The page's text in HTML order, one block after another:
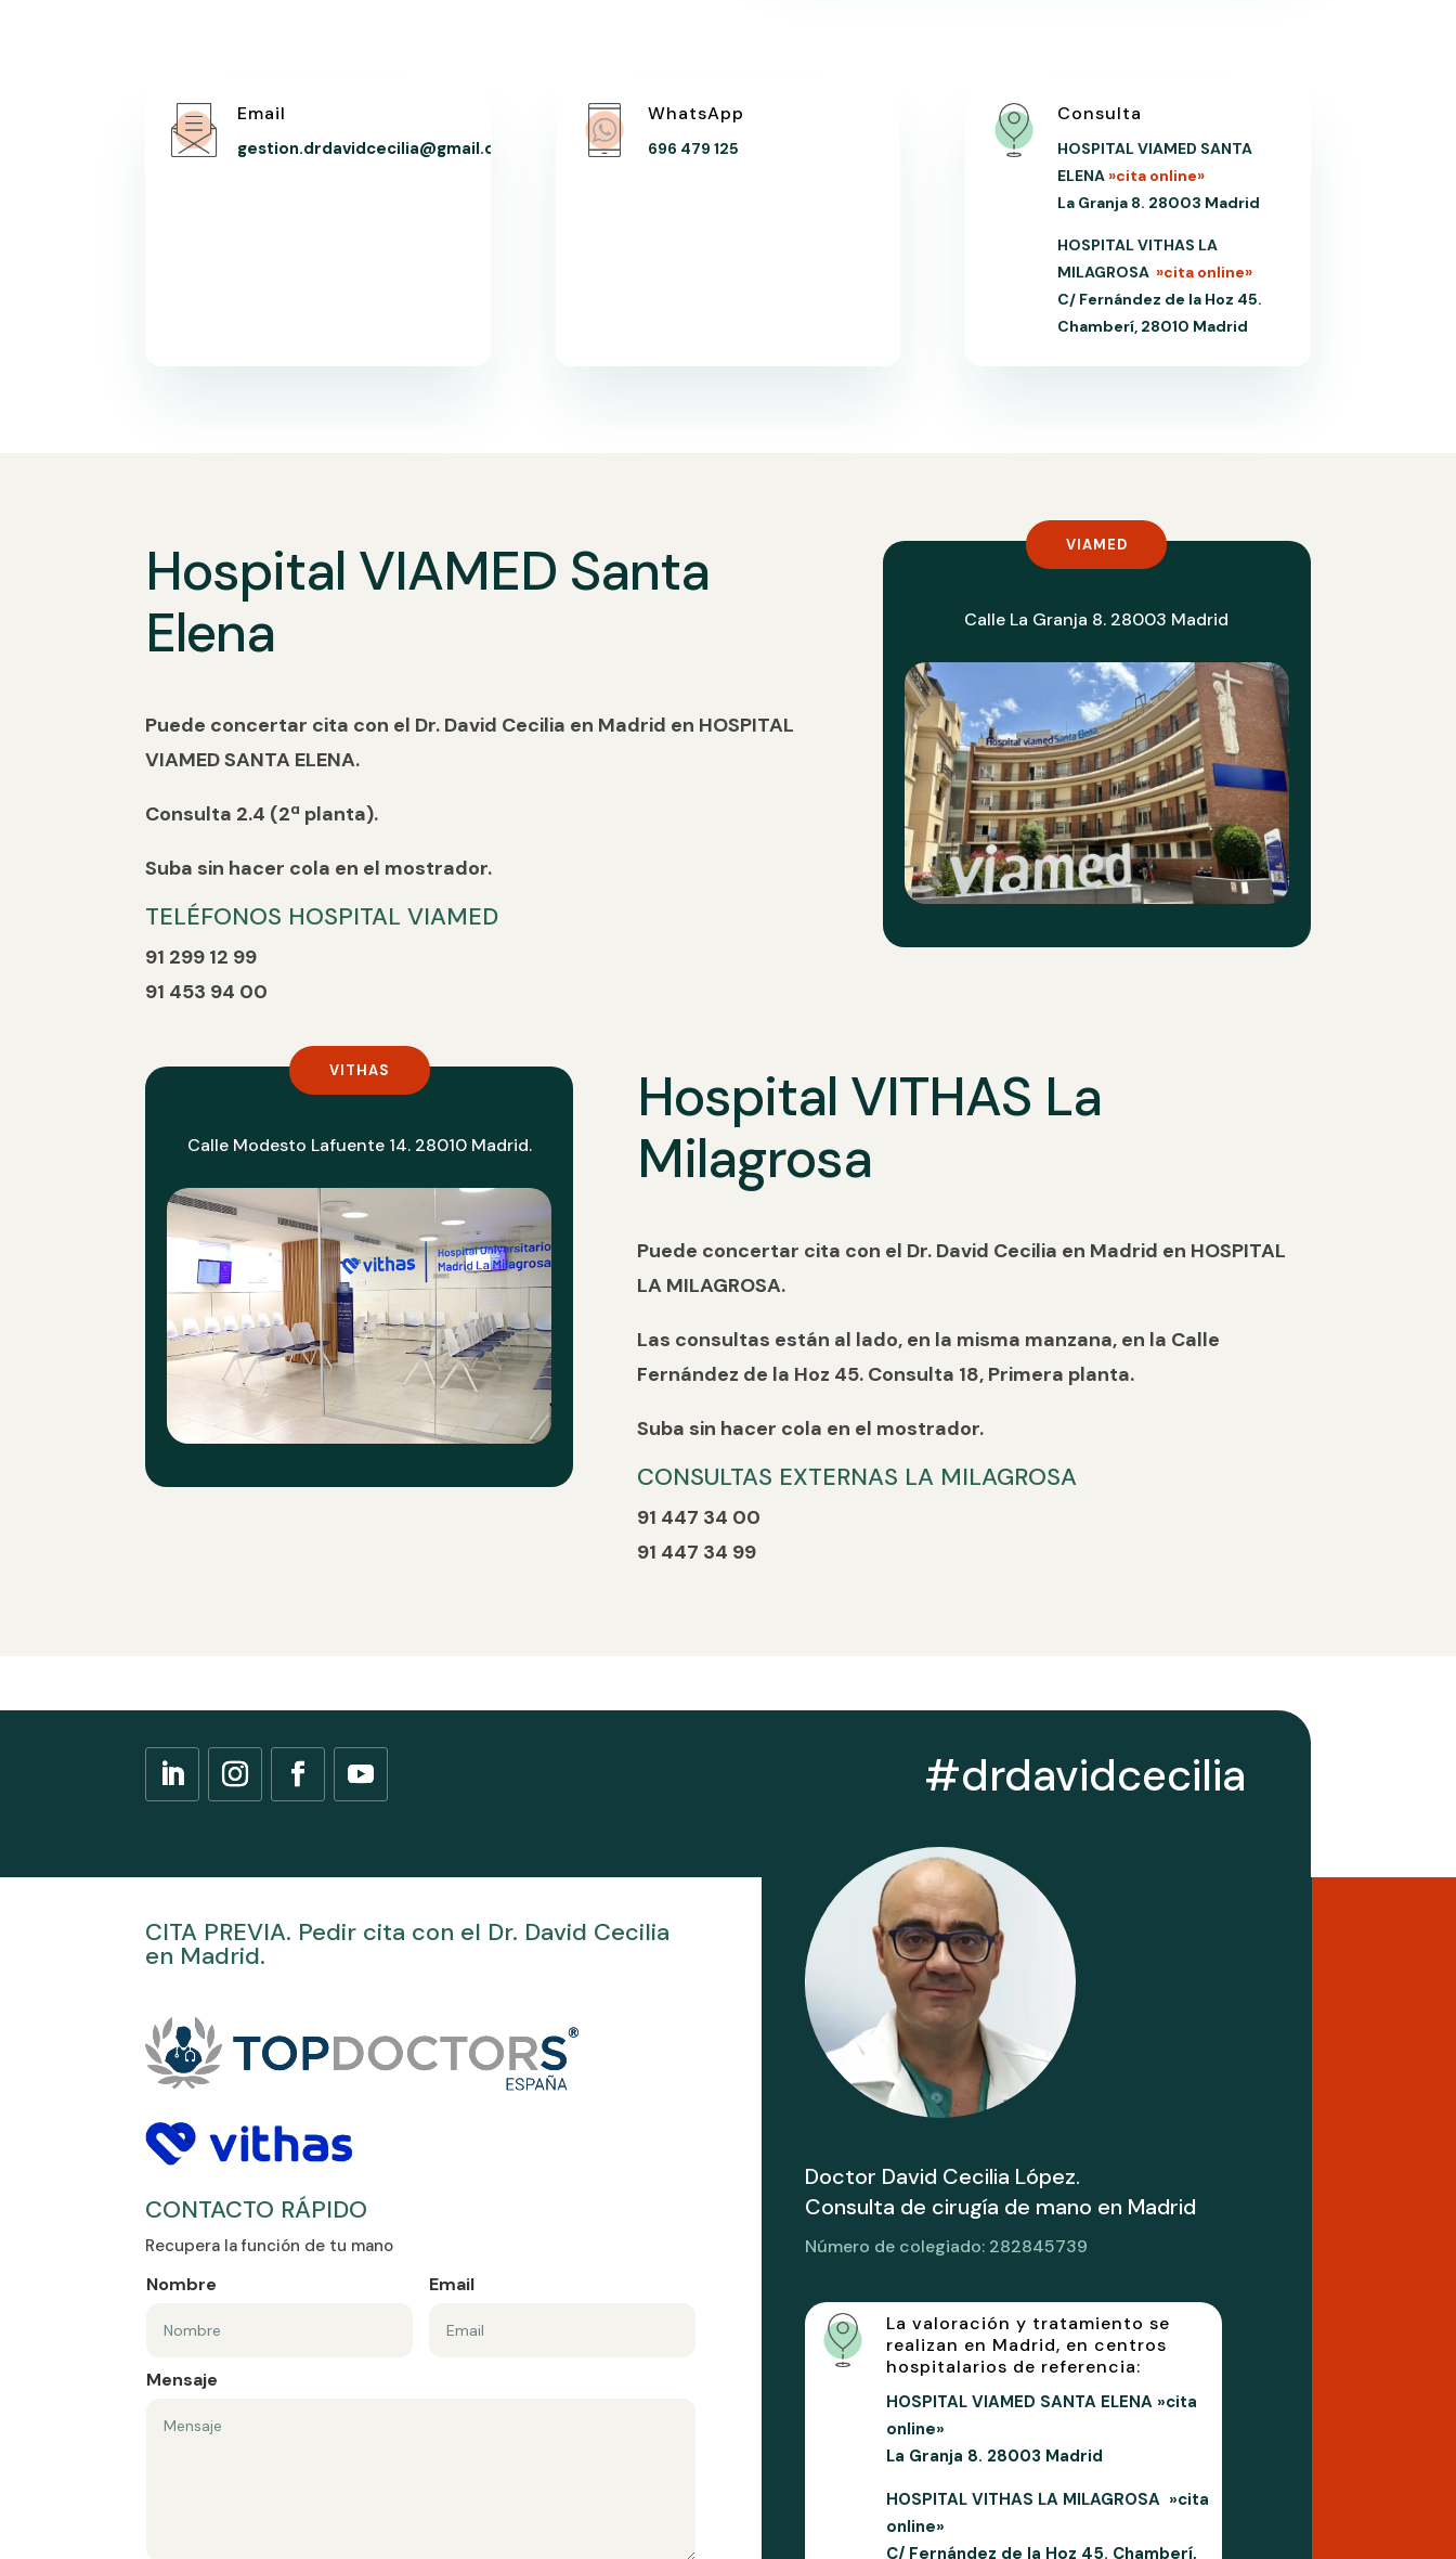
Email
gestion.drdavidcecilia@gmail.com
WhatsApp
696 479 125
Consulta
HOSPITAL VIAMED SANTA
ELENA »cita online»
La Granja 8. 28003 Madrid
HOSPITAL VITHAS LA
MILAGROSA »cita online»
C/ Fernández de la Hoz 45.
Chamberí, 28010 Madrid
Hospital VIAMED Santa
Elena
Puede concertar cita con el Dr. David Cecilia en Madrid en HOSPITAL
VIAMED SANTA ELENA.
Consulta 2.4 (2ª planta).
Suba sin hacer cola en el mostrador.
TELÉFONOS HOSPITAL VIAMED
91 299 12 99
91 453 94 00
VIAMED
Calle La Granja 8. 28003 Madrid
VITHAS
Calle Modesto Lafuente 14. 28010 Madrid.
Hospital VITHAS La
Milagrosa
Puede concertar cita con el Dr. David Cecilia en Madrid en HOSPITAL
LA MILAGROSA.
Las consultas están al lado, en la misma manzana, en la Calle
Fernández de la Hoz 45. Consulta 18, Primera planta.
Suba sin hacer cola en el mostrador.
CONSULTAS EXTERNAS LA MILAGROSA
91 447 34 00
91 447 34 99
#drdavidcecilia
CITA PREVIA. Pedir cita con el Dr. David Cecilia
en Madrid.
CONTACTO RÁPIDO
Recupera la función de tu mano
Nombre Email
Mensaje
Doctor David Cecilia López.
Consulta de cirugía de mano en Madrid
Número de colegiado: 282845739
La valoración y tratamiento se
realizan en Madrid, en centros
hospitalarios de referencia:
HOSPITAL VIAMED SANTA ELENA »cita
online»
La Granja 8. 28003 Madrid
HOSPITAL VITHAS LA MILAGROSA »cita
online»
C/ Fernández de la Hoz 45. Chamberí,